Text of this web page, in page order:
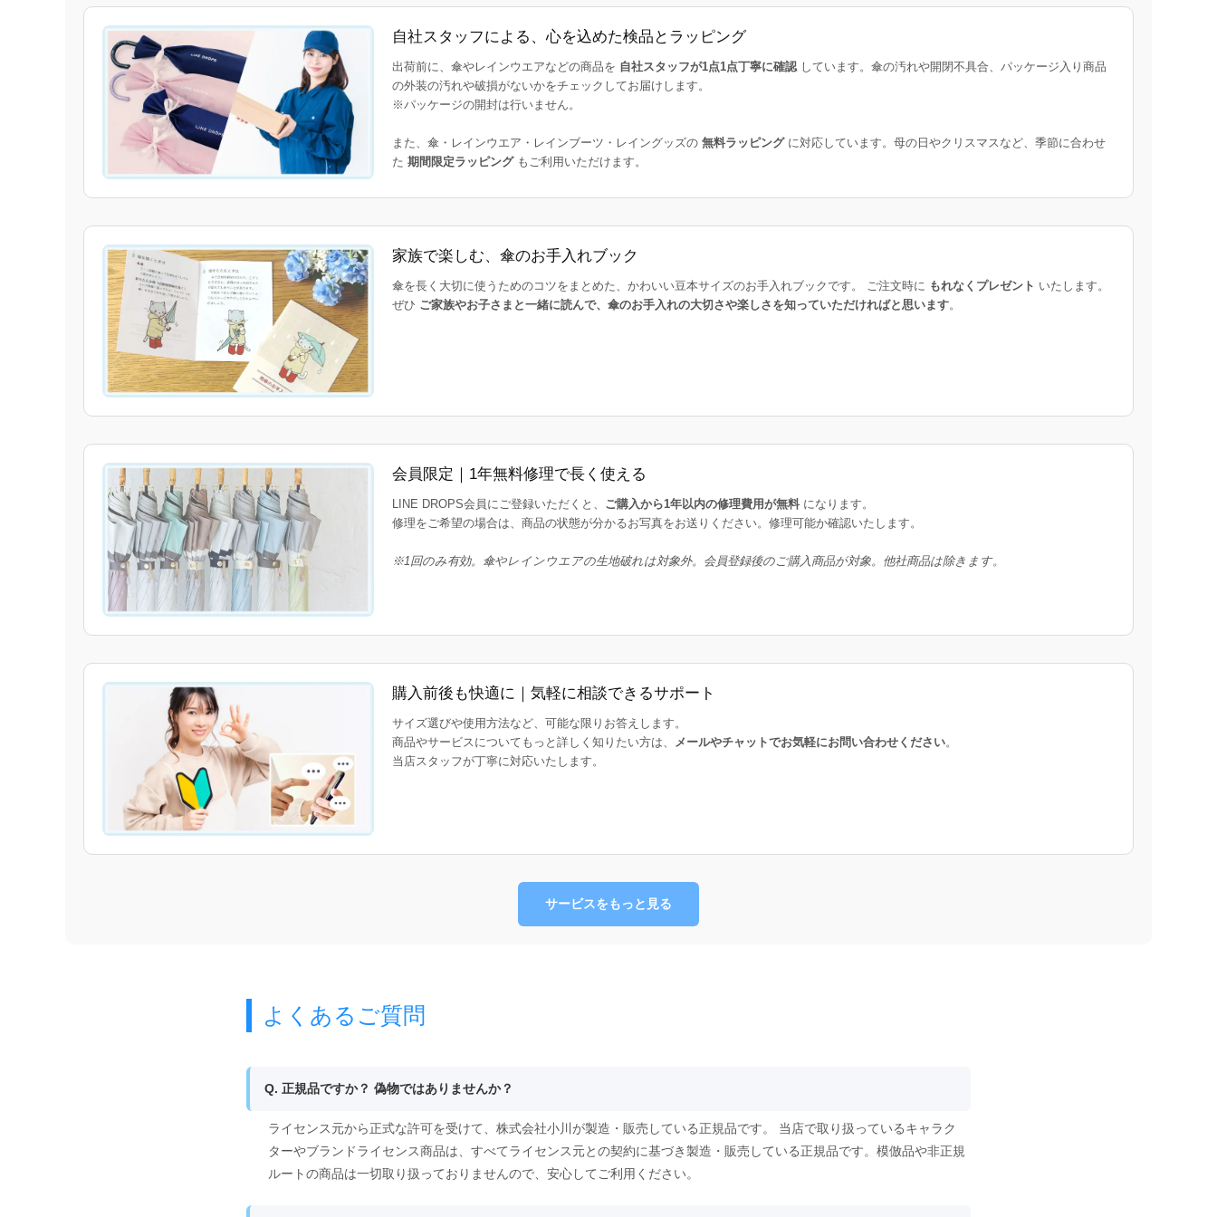
自社スタッフによる、心を込めた検品とラッピング
出荷前に、傘やレインウエアなどの商品を 自社スタッフが1点1点丁寧に確認しています。傘の汚れや開閉不具合、パッケージ入り商品
の外装の汚れや破損がないかをチェックしてお届けします。
※パッケージの開封は行いません。
また、傘・レインウエア・レインブーツ・レイングッズの 無料ラッピングに対応しています。母の日やクリスマスなど、季節に合わせ
た 期間限定ラッピングもご利用いただけます。
家族で楽しむ、傘のお手入れブック
傘を長く大切に使うためのコツをまとめた、かわいい豆本サイズのお手入れブックです。 ご注文時に もれなくプレゼント いたします。
ぜひ ご家族やお子さまと一緒に読んで、傘のお手入れの大切さや楽しさを知っていただければと思います。
会員限定｜1年無料修理で長く使える
LINE DROPS会員にご登録いただくと、 ご購入から1年以内の修理費用が無料になります。
修理をご希望の場合は、商品の状態が分かるお写真をお送りください。修理可能か確認いたします。
※1回のみ有効。傘やレインウエアの生地破れは対象外。会員登録後のご購入商品が対象。他社商品は除きます。
購入前後も快適に｜気軽に相談できるサポート
サイズ選びや使用方法など、可能な限りお答えします。
商品やサービスについてもっと詳しく知りたい方は、 メールやチャットでお気軽にお問い合わせください。
当店スタッフが丁寧に対応いたします。
サービスをもっと見る
よくあるご質問
Q. 正規品ですか？ 偽物ではありませんか？
ライセンス元から正式な許可を受けて、株式会社小川が製造・販売している正規品です。 当店で取り扱っているキャラク
ターやブランドライセンス商品は、すべてライセンス元との契約に基づき製造・販売している正規品です。模倣品や非正規
ルートの商品は一切取り扱っておりませんので、安心してご利用ください。